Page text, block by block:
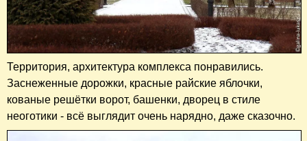
Территория, архитектура комплекса понравились.
Заснеженные дорожки, красные райские яблочки,
кованые решётки ворот, башенки, дворец в стиле
неоготики - всё выглядит очень нарядно, даже сказочно.